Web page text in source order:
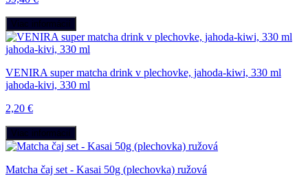
Viac informácií
VENIRA super matcha drink v plechovke, jahoda-kiwi, 330 ml
jahoda-kivi, 330 ml
2,20 €
Viac informácií
Matcha čaj set - Kasai 50g (plechovka) ružová